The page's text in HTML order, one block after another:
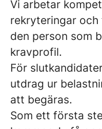
Vi arbetar
rekryteringar
den person som
kravprofil.
För
utdrag ur
att begäras.
Som ett första